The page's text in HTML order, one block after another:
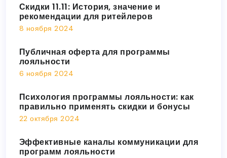
Скидки 11.11: История, значение и
рекомендации для ритейлеров
8 ноября 2024
Публичная оферта для программы
лояльности
6 ноября 2024
Психология программы лояльности: как
правильно применять скидки и бонусы
22 октября 2024
Эффективные каналы коммуникации для
программ лояльности